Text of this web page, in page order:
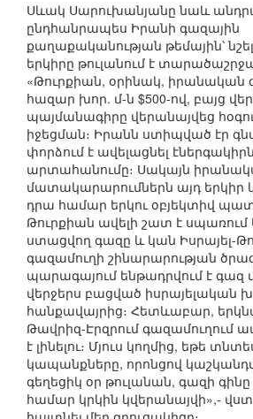
Սևակ Սարուխանյանը նաև
ընդհանրապես Իրանի գազային
քաղաքականության թեմային՝
երկիրը թուլանում է
«Թուրքիան, օրինակ, իրանական
հազար խոր. մ-ն $500-ով, բայց
պայմանագիրը վերանայվեց
իջեցման։ Իրանն ստիպված էր
փորձում է ավելացնել
արտահանումը։ Սակայն
մատակարարումներն այդ երկիր
դրա համար երկու օբյեկտիվ
Թուրքիան ավելի շատ է սպառում
ստացվող գազը և կան Իսրայել-
գազամուղի շինարարության
պարագայում ենթադրվում է
վերջերս բացված իսրայելական
հանքավայրից։ Հետևաբար,
Թավրիզ-Էրզրում գազամուղում
է լինելու։ Մյուս կողմից, եթե
կապանքները, որոնցով
գեղեցիկ օր թուլանան, գազի գինը
համար կրկին կվերանայվի»,-